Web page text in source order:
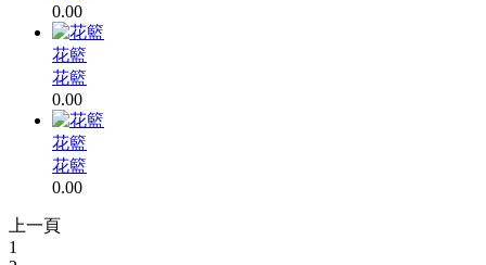
0.00
花籃
花籃
0.00
花籃
花籃
0.00
上一頁
1